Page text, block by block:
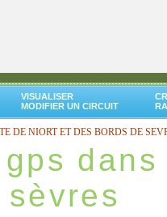
VISUALISER
MODIFIER UN CIRCUIT
DE NIORT ET DES BORDS DE
sèvres